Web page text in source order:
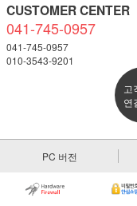
CUSTOMER CENTER
041-745-0957
041-745-0957
010-3543-9201
고
연
PC 버전